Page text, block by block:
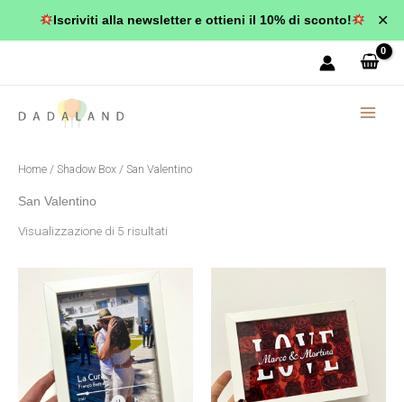
Iscriviti alla newsletter e ottieni il 10% di sconto! ✕
Home / Shadow Box / San Valentino
San Valentino
Visualizzazione di 5 risultati
Popolarità